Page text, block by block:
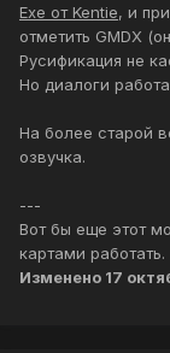
Exe от Kentie, и
отметить GMDX
Русификация не
Но диалоги
На более старой
озвучка.
---
Вот бы еще этот
картами работать.
Изменено 17